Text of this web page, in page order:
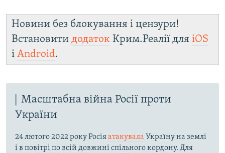
Новини без блокування і цензури!
Встановити додаток Крим.Реалії для iOS
і Android.
Масштабна війна Росії проти
України
24 лютого 2022 року Росіяатакувала Україну на землі
і в повітрі по всій довжині спільного кордону. Для